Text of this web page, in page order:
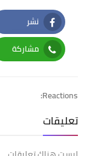
نشر
Facebook
مشاركة
Whatsapp
Reactions:
تعليقات